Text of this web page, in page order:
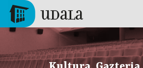
Skip to main content
Tolosa